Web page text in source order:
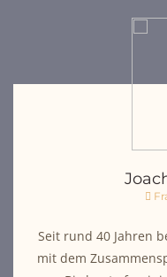
Seit rund 40 Jahren
mit dem